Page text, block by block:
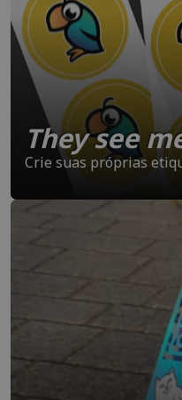
They see
Crie suas próprias